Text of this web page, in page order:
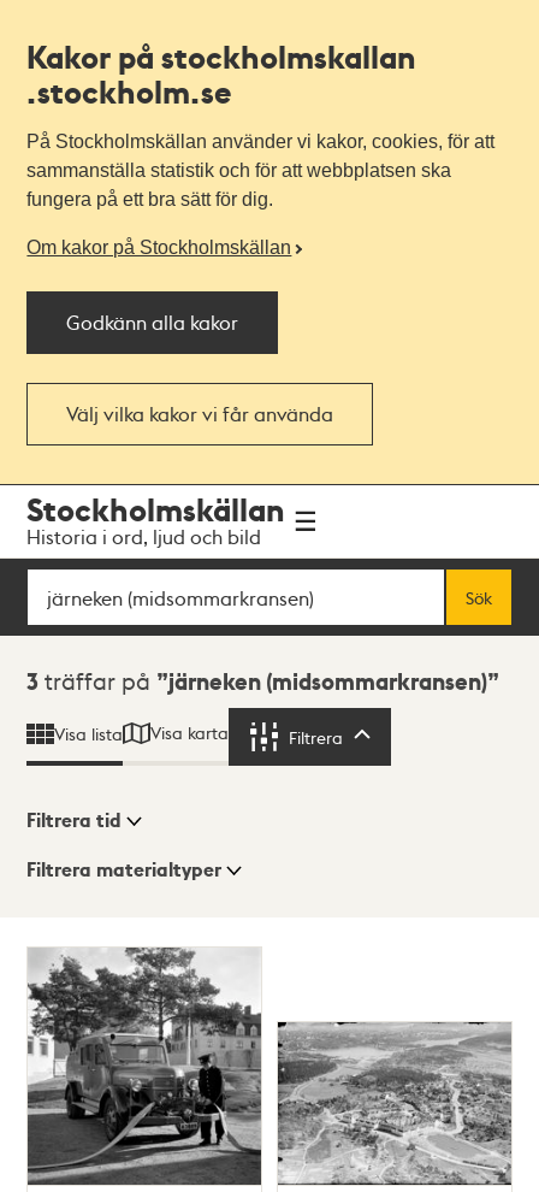
Kakor på stockholmskallan
.stockholm.se
På Stockholmskällan använder vi kakor, cookies, för att
sammanställa statistik och för att webbplatsen ska
fungera på ett bra sätt för dig.
Om kakor på Stockholmskällan
Godkänn alla kakor
Välj vilka kakor vi får använda
navigationen
huvudinnehållet
Stockholmskällan
Historia i ord, ljud och bild
Sök
Sök
Sökresultat
3 träffar på järneken (midsommarkransen)
Visa lista Visa karta Filtrera
Visningsläge
Lista
Karta
Filtrera tid
Filtrera materialtyper
träffar